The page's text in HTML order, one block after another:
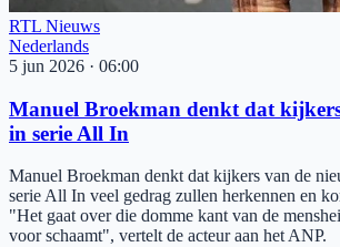
RTL Nieuws
Nederlands
5 jun 2026 · 06:00
Manuel Broekman denkt dat
in serie All In
Manuel Broekman denkt dat kijkers van de
serie All In veel gedrag zullen herkennen en
"Het gaat over die domme kant van de
voor schaamt", vertelt de acteur aan het ANP.